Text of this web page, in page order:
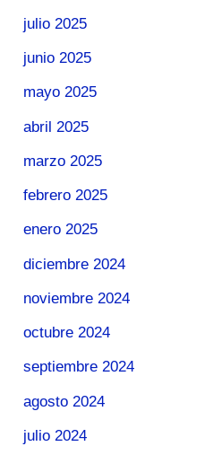
julio 2025
junio 2025
mayo 2025
abril 2025
marzo 2025
febrero 2025
enero 2025
diciembre 2024
noviembre 2024
octubre 2024
septiembre 2024
agosto 2024
julio 2024